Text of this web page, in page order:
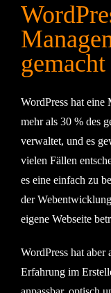
gemacht
WordPress hat eine
mehr als 30 % des
verwaltet, und es
vielen Fällen
es eine einfach zu
der
eigene Webseite
WordPress hat
Erfahrung im